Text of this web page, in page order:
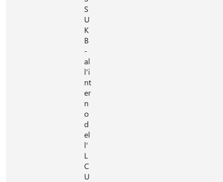
S
U
K
B
-
al
l'i
nt
er
n
o
d
el
l'
L
C
U